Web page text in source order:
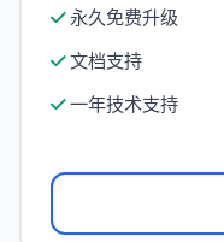
永久免费升级
文档支持
一年技术支持